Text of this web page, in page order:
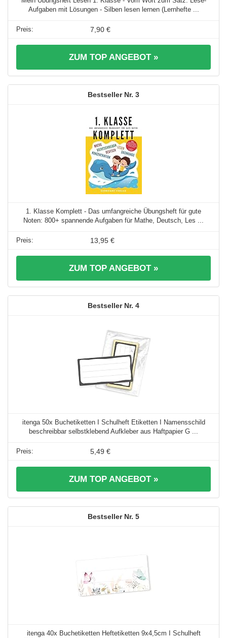
Aufgaben mit Lösungen - Silben lesen lernen (Lernhefte ...
7,90 €
ZUM TOP ANGEBOT »
3
1. Klasse Komplett - Das umfangreiche Übungsheft für gute
Noten: 800+ spannende Aufgaben für Mathe, Deutsch, Les ...
13,95 €
ZUM TOP ANGEBOT »
4
itenga 50x Buchetiketten I Schulheft Etiketten I Namensschild
beschreibbar selbstklebend Aufkleber aus Haftpapier G ...
5,49 €
ZUM TOP ANGEBOT »
5
itenga 40x Buchetiketten Heftetiketten 9x4,5cm I Schulheft